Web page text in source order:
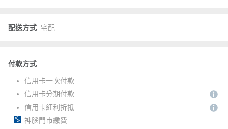
配送方式 宅配
付款方式
信用卡一次付款
信用卡分期付款
信用卡紅利折抵
神腦門市繳費